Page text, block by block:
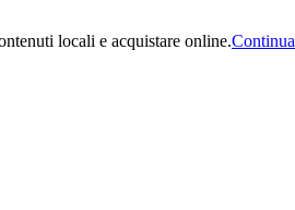
locali e acquistare online.Continua